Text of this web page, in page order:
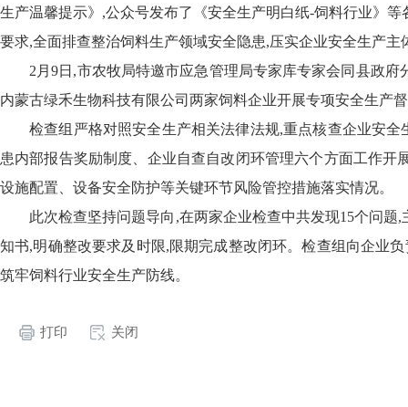
生产温馨提示》,公众号发布了《安全生产明白纸-饲料行业》
要求,全面排查整治饲料生产领域安全隐患,压实企业安全生产
2月9日,市农牧局特邀市应急管理局专家库专家会同县政
内蒙古绿禾生物科技有限公司两家饲料企业开展专项安全生产
检查组严格对照安全生产相关法律法规,重点核查企业安
患内部报告奖励制度、企业自查自改闭环管理六个方面工作
设施配置、设备安全防护等关键环节风险管控措施落实情况。
此次检查坚持问题导向,在两家企业检查中共发现15个问
知书,明确整改要求及时限,限期完成整改闭环。检查组向企业
筑牢饲料行业安全生产防线。
打印 关闭